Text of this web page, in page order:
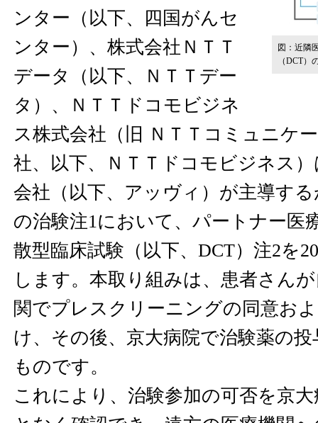
図：近隣
（DCT）
ンター（以下、四国がんセ
ンター）、株式会社ＮＴＴ
データ（以下、ＮＴＴデー
タ）、ＮＴＴドコモビジネ
ス株式会社（旧 ＮＴＴコミュニケ
社、以下、ＮＴＴドコモビジネス
会社（以下、アッヴィ）が主導す
の治験注1において、パートナー医
散型臨床試験（以下、DCT）注2を
します。本取り組みは、患者さん
関でプレスクリーニングの同意お
け、その後、京大病院で治験薬の
ものです。
これにより、治験参加の可否を京